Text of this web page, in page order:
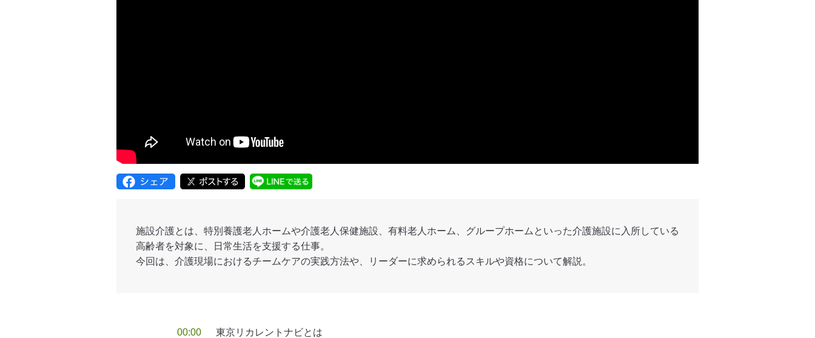
施設介護とは、特別養護老人ホームや介護老人保健施設、有料老人ホーム、グループホームといった介護施設に入所している
高齢者を対象に、日常生活を支援する仕事。
今回は、介護現場におけるチームケアの実践方法や、リーダーに求められるスキルや資格について解説。
00:00 東京リカレントナビとは